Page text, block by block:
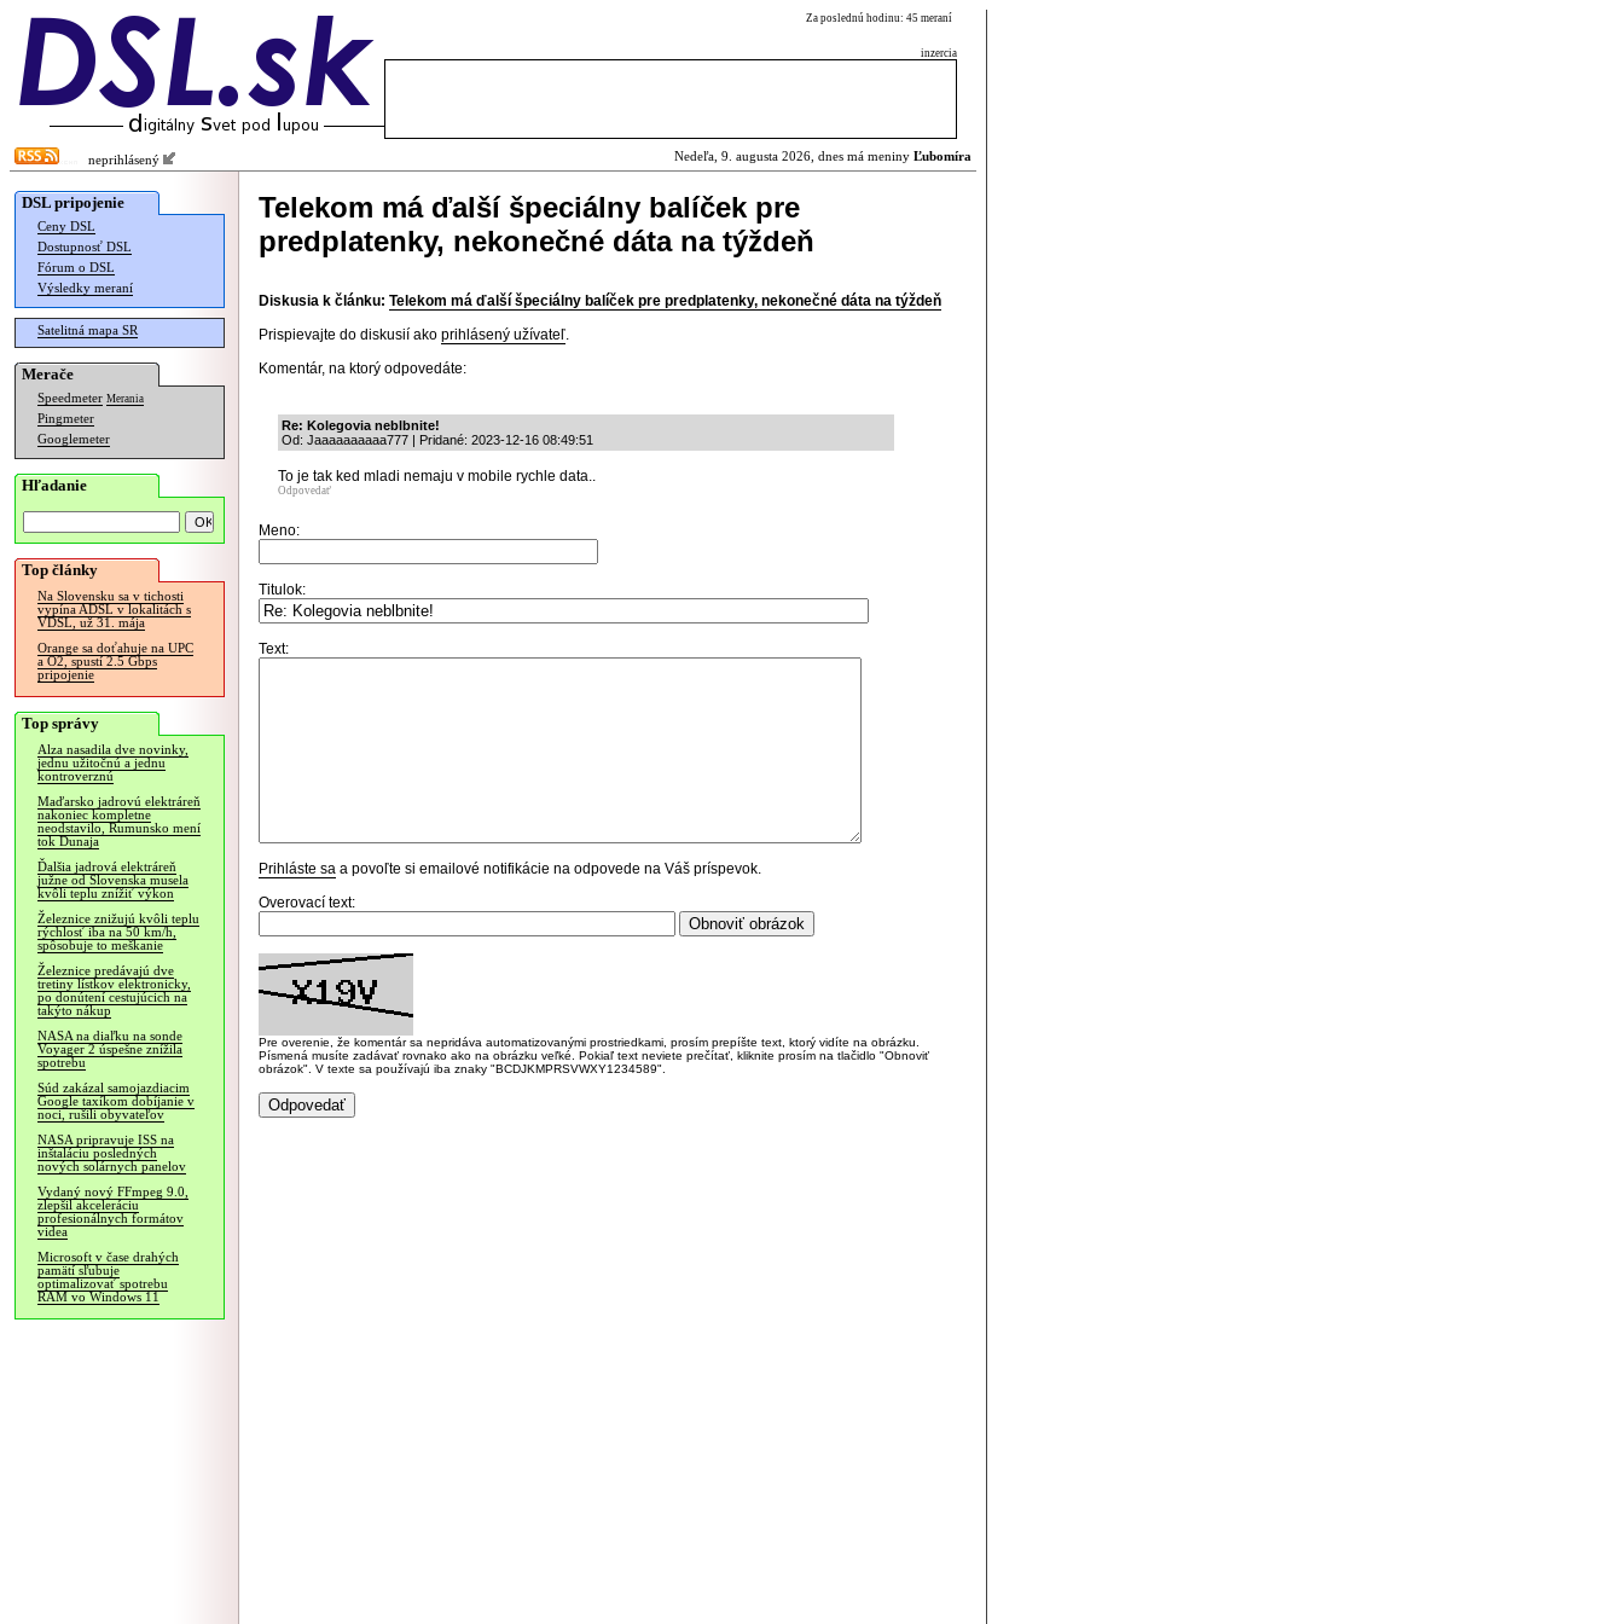
Za poslednú hodinu: 45 meraní
inzercia
neprihlásený Nedeľa, 9. augusta 2026, dnes má meniny Ľubomíra
DSL pripojenie
Ceny DSL
Dostupnosť DSL
Fórum o DSL
Výsledky meraní
Satelitná mapa SR
Merače
Speedmeter Merania
Pingmeter
Googlemeter
Hľadanie
Top články
Na Slovensku sa v tichosti
vypína ADSL v lokalitách s
VDSL, už 31. mája
Orange sa doťahuje na UPC
a O2, spustí 2.5 Gbps
pripojenie
Top správy
Alza nasadila dve novinky,
jednu užitočnú a jednu
kontroverznú
Maďarsko jadrovú elektráreň
nakoniec kompletne
neodstavilo, Rumunsko mení
tok Dunaja
Ďalšia jadrová elektráreň
južne od Slovenska musela
kvôli teplu znížiť výkon
Železnice znižujú kvôli teplu
rýchlosť iba na 50 km/h,
spôsobuje to meškanie
Železnice predávajú dve
tretiny lístkov elektronicky,
po donútení cestujúcich na
takýto nákup
NASA na diaľku na sonde
Voyager 2 úspešne znížila
spotrebu
Súd zakázal samojazdiacim
Google taxíkom dobíjanie v
noci, rušili obyvateľov
NASA pripravuje ISS na
inštaláciu posledných
nových solárnych panelov
Vydaný nový FFmpeg 9.0,
zlepšil akceleráciu
profesionálnych formátov
videa
Microsoft v čase drahých
pamätí sľubuje
optimalizovať spotrebu
RAM vo Windows 11
Telekom má ďalší špeciálny balíček pre
predplatenky, nekonečné dáta na týždeň
Diskusia k článku: Telekom má ďalší špeciálny balíček pre predplatenky, nekonečné dáta na týždeň
Prispievajte do diskusií ako prihlásený užívateľ.
Komentár, na ktorý odpovedáte:
Re: Kolegovia neblbnite!
Od: Jaaaaaaaaaa777 | Pridané: 2023-12-16 08:49:51
To je tak ked mladi nemaju v mobile rychle data..
Odpovedať
Meno:
Titulok:
Text:
Prihláste sa a povoľte si emailové notifikácie na odpovede na Váš príspevok.
Overovací text:
Pre overenie, že komentár sa nepridáva automatizovanými prostriedkami, prosím prepíšte text, ktorý vidíte na obrázku.
Písmená musíte zadávať rovnako ako na obrázku veľké. Pokiaľ text neviete prečítať, kliknite prosím na tlačidlo "Obnoviť
obrázok". V texte sa používajú iba znaky "BCDJKMPRSVWXY1234589".